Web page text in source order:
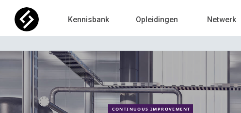
Kennisbank Opleidingen Netwerk
CONTINUOUS IMPROVEMENT